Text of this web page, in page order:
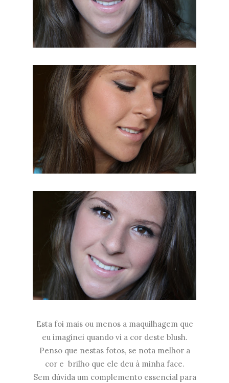
Esta foi mais ou menos a maquilhagem que
eu imaginei quando vi a cor deste blush.
Penso que nestas fotos, se nota melhor a
cor e brilho que ele deu à minha face.
Sem dúvida um complemento essencial para